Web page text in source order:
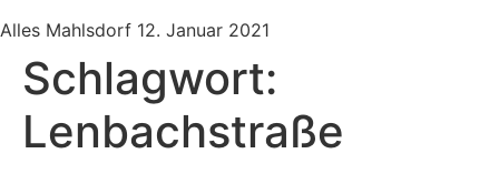
Alles Mahlsdorf 12. Januar 2021
Schlagwort:
Lenbachstraße